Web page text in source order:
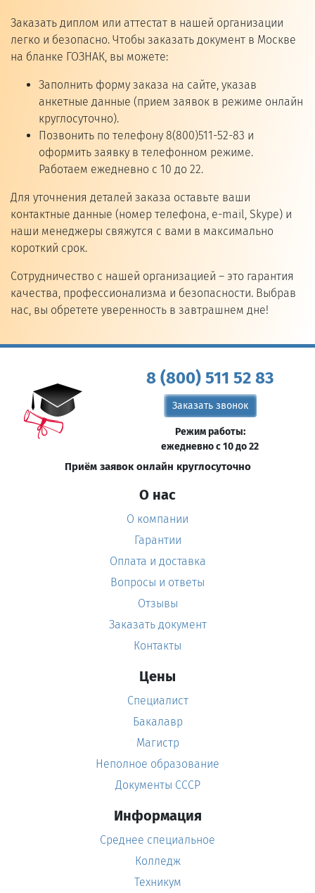
Заказать диплом или аттестат в нашей организации
легко и безопасно. Чтобы заказать документ в Москве
на бланке ГОЗНАК, вы можете:
Заполнить форму заказа на сайте, указав
анкетные данные (прием заявок в режиме онлайн
круглосуточно).
Позвонить по телефону 8(800)511-52-83 и
оформить заявку в телефонном режиме.
Работаем ежедневно с 10 до 22.
Для уточнения деталей заказа оставьте ваши
контактные данные (номер телефона, e-mail, Skype) и
наши менеджеры свяжутся с вами в максимально
короткий срок.
Сотрудничество с нашей организацией – это гарантия
качества, профессионализма и безопасности. Выбрав
нас, вы обретете уверенность в завтрашнем дне!
8 (800) 511 52 83
Заказать звонок
Режим работы:
ежедневно с 10 до 22
Приём заявок онлайн круглосуточно
О нас
О компании
Гарантии
Оплата и доставка
Вопросы и ответы
Отзывы
Заказать документ
Контакты
Цены
Специалист
Бакалавр
Магистр
Неполное образование
Документы СССР
Информация
Среднее специальное
Колледж
Техникум